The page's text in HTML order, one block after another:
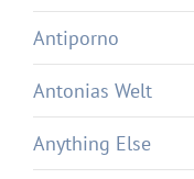
Antiporno
Antonias Welt
Anything Else